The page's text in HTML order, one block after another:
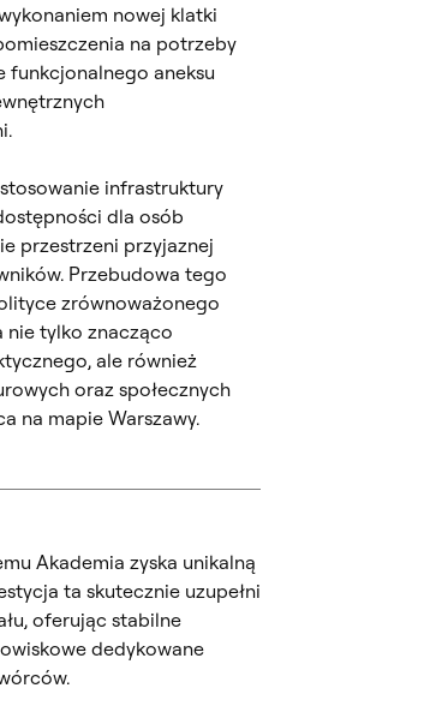
nowej klatki
na potrzeby
funkcjonalnego aneksu
infrastruktury
dla osób
przestrzeni przyjaznej
Przebudowa tego
zrównoważonego
nie tylko znacząco
ale również
oraz społecznych
na mapie Warszawy.
Akademia zyska unikalną
ta skutecznie uzupełni
oferując stabilne
dedykowane